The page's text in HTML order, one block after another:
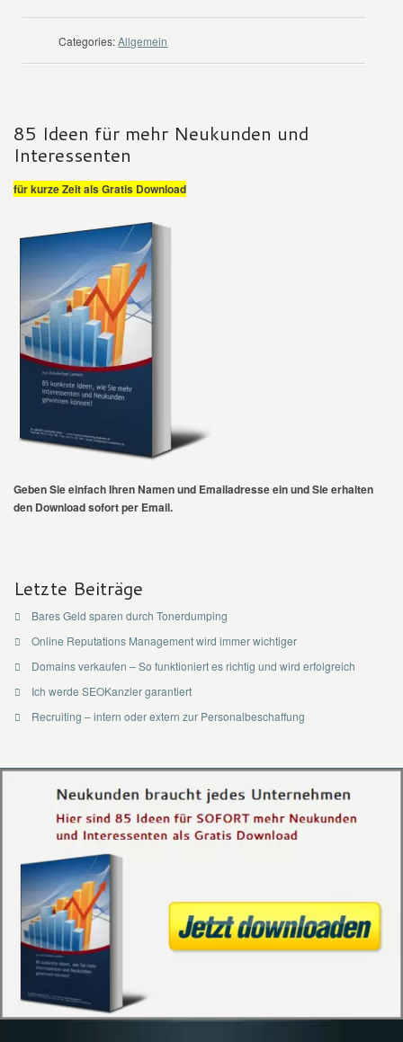
Categories: Allgemein
85 Ideen für mehr Neukunden und
Interessenten
für kurze Zeit als Gratis Download
Geben Sie einfach Ihren Namen und Emailadresse ein und Sie erhalten
den Download sofort per Email.
Letzte Beiträge
Bares Geld sparen durch Tonerdumping
Online Reputations Management wird immer wichtiger
Domains verkaufen – So funktioniert es richtig und wird erfolgreich
Ich werde SEOKanzler garantiert
Recruiting – intern oder extern zur Personalbeschaffung